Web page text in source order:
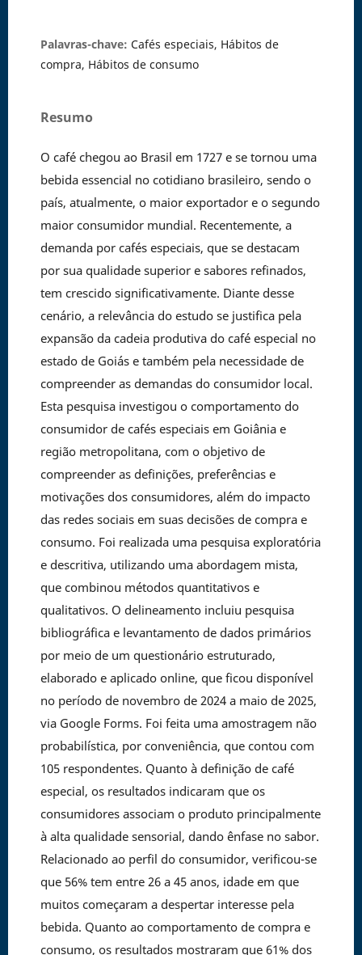
Palavras-chave: Cafés especiais, Hábitos de
compra, Hábitos de consumo
Resumo
O café chegou ao Brasil em 1727 e se tornou uma
bebida essencial no cotidiano brasileiro, sendo o
país, atualmente, o maior exportador e o segundo
maior consumidor mundial. Recentemente, a
demanda por cafés especiais, que se destacam
por sua qualidade superior e sabores refinados,
tem crescido significativamente. Diante desse
cenário, a relevância do estudo se justifica pela
expansão da cadeia produtiva do café especial no
estado de Goiás e também pela necessidade de
compreender as demandas do consumidor local.
Esta pesquisa investigou o comportamento do
consumidor de cafés especiais em Goiânia e
região metropolitana, com o objetivo de
compreender as definições, preferências e
motivações dos consumidores, além do impacto
das redes sociais em suas decisões de compra e
consumo. Foi realizada uma pesquisa exploratória
e descritiva, utilizando uma abordagem mista,
que combinou métodos quantitativos e
qualitativos. O delineamento incluiu pesquisa
bibliográfica e levantamento de dados primários
por meio de um questionário estruturado,
elaborado e aplicado online, que ficou disponível
no período de novembro de 2024 a maio de 2025,
via Google Forms. Foi feita uma amostragem não
probabilística, por conveniência, que contou com
105 respondentes. Quanto à definição de café
especial, os resultados indicaram que os
consumidores associam o produto principalmente
à alta qualidade sensorial, dando ênfase no sabor.
Relacionado ao perfil do consumidor, verificou-se
que 56% tem entre 26 a 45 anos, idade em que
muitos começaram a despertar interesse pela
bebida. Quanto ao comportamento de compra e
consumo, os resultados mostraram que 61% dos